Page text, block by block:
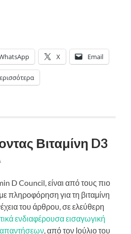
X Email
Βιταμίνη D3
D Council, είναι από τους πιο
πληροφόρηση για τη βιταμίνη
του άρθρου, σε ελεύθερη
ενδιαφέρουσα εισαγωγική
, από τον Ιούλιο του